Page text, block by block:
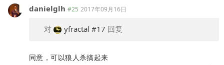
danielglh #25 2017年09月16日
对 yfractal #17 回复
同意，可以狼人杀搞起来